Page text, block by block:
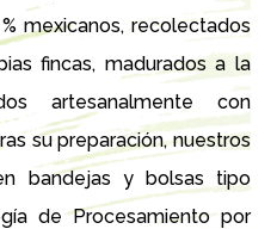
mexicanos, recolectados
fincas, madurados a la
artesanalmente con
su preparación, nuestros
bandejas y bolsas tipo
de Procesamiento por